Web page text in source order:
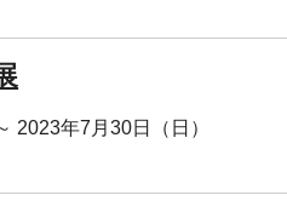
2023年7月30日（日）